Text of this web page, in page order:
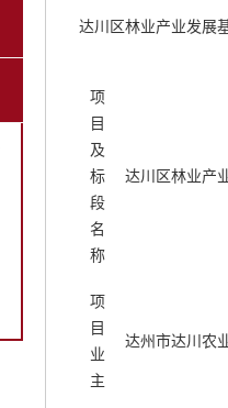
达川区林业产业发展
项
目
及
标
段
名
称
达川区林业产
项
目
业
主
达州市达川农